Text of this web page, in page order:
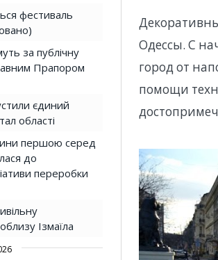
фестиваль
за публічну
Прапором
єдиний
області
першою серед
до
переробки
Ізмаїла
Одессы. С
город от
помощи